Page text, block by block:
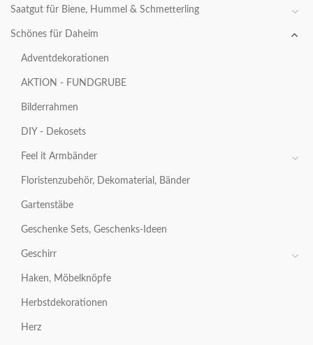
Saatgut für Biene, Hummel & Schmetterling
Schönes für Daheim
Adventdekorationen
AKTION - FUNDGRUBE
Bilderrahmen
DIY - Dekosets
Feel it Armbänder
Floristenzubehör, Dekomaterial, Bänder
Gartenstäbe
Geschenke Sets, Geschenks-Ideen
Geschirr
Haken, Möbelknöpfe
Herbstdekorationen
Herz